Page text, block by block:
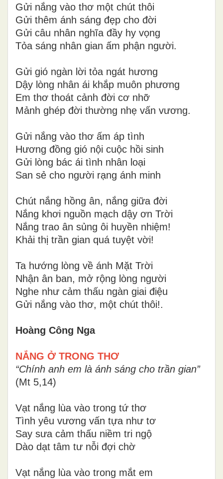
Gửi nắng vào thơ một chút thôi
Gửi thêm ánh sáng đẹp cho đời
Gửi câu nhân nghĩa đầy hy vọng
Tỏa sáng nhân gian ấm phận người.
Gửi gió ngàn lời tỏa ngát hương
Dậy lòng nhân ái khắp muôn phương
Em thơ thoát cảnh đời cơ nhỡ
Mảnh ghép đời thường nhẹ vấn vương.
Gửi nắng vào thơ ấm áp tình
Hương đồng gió nội cuộc hồi sinh
Gửi lòng bác ái tình nhân loại
San sẻ cho người rạng ánh minh
Chút nắng hồng ân, nắng giữa đời
Nắng khơi nguồn mạch dậy ơn Trời
Nắng trao ân sủng ôi huyền nhiệm!
Khải thị trần gian quá tuyệt vời!
Ta hướng lòng về ánh Mặt Trời
Nhận ân ban, mở rộng lòng người
Nghe như cảm thấu ngàn giai điệu
Gửi nắng vào thơ, một chút thôi!.
Hoàng Công Nga
NẮNG Ở TRONG THƠ
“Chính anh em là ánh sáng cho trần gian”
(Mt 5,14)
Vạt nắng lùa vào trong tứ thơ
Tình yêu vương vấn tựa như tơ
Say sưa cảm thấu niềm tri ngộ
Dào dạt tâm tư nỗi đợi chờ
Vạt nắng lùa vào trong mắt em